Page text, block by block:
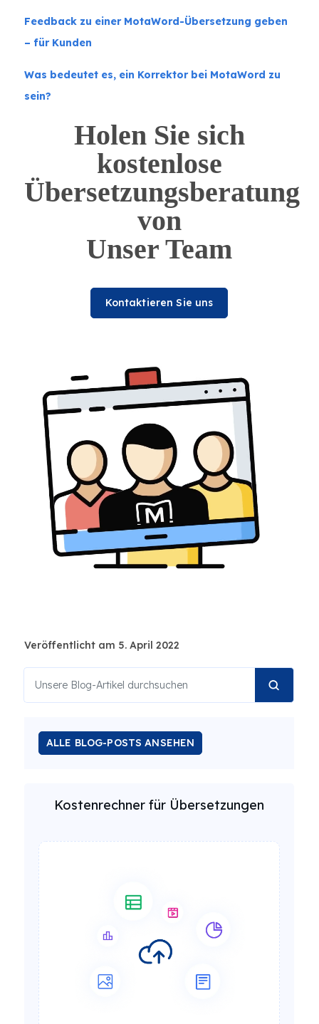
Feedback zu einer MotaWord-Übersetzung geben
– für Kunden
Was bedeutet es, ein Korrektor bei MotaWord zu
sein?
Holen Sie sich
kostenlose
Übersetzungsberatung
von
Unser Team
Kontaktieren Sie uns
Veröffentlicht am 5. April 2022
ALLE BLOG-POSTS ANSEHEN
Kostenrechner für Übersetzungen